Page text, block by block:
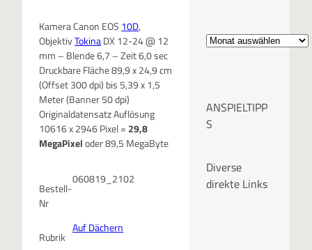
Kamera Canon EOS 10D,
ObjektivTokinaDX 12-24 @ 12
mm – Blende 6,7 – Zeit 6,0 sec
Druckbare Fläche 89,9 x 24,9 cm
(Offset 300 dpi) bis 5,39 x 1,5
Meter (Banner 50 dpi)
Originaldatensatz Auflösung
10616 x 2946 Pixel = 29,8
MegaPixeloder 89,5 MegaByte
Bestell-
Nr
060819_2102
Rubrik
Auf Dächern
A
h
v
ANSPIELTIPP
S
Diverse
direkte Links